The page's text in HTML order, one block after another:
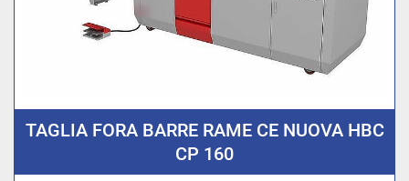
TAGLIA FORA BARRE RAME CE NUOVA HBC
CP 160